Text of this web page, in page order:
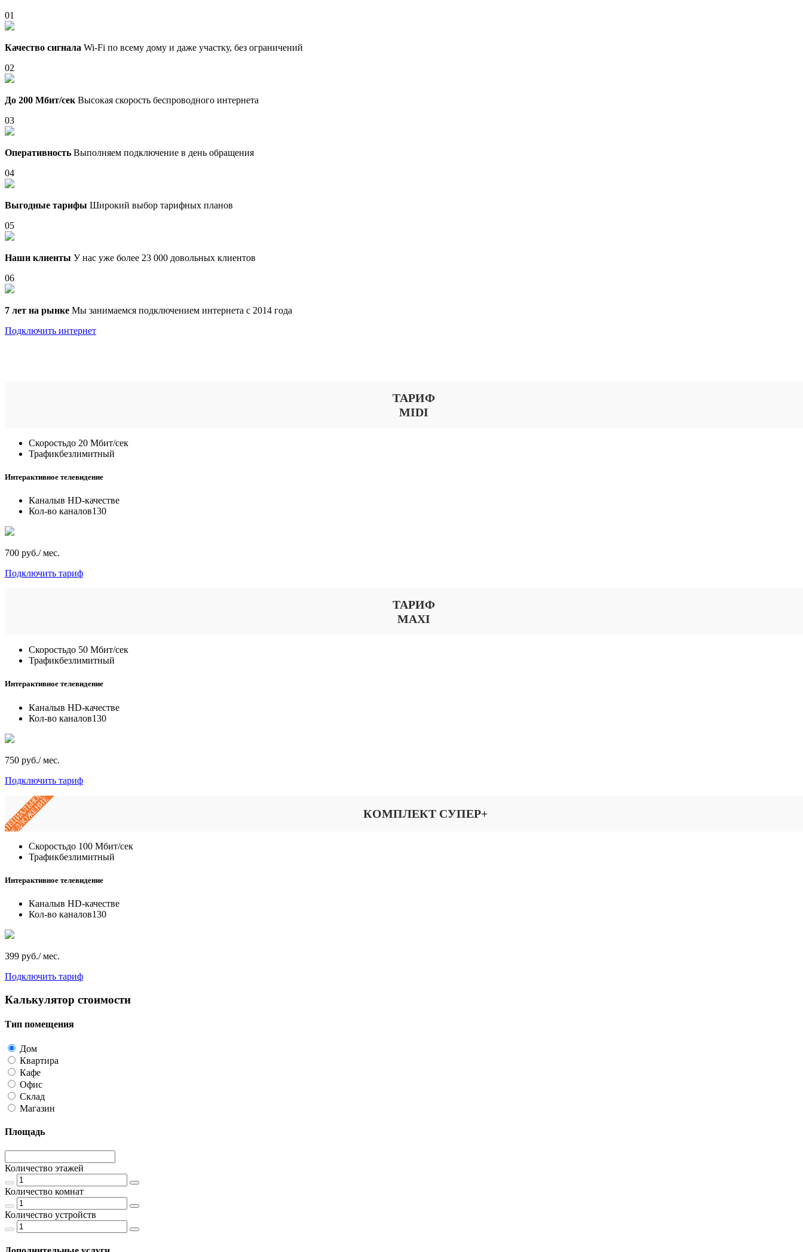
01
Качество сигнала Wi-Fi по всему дому и даже участку, без ограничений
02
До 200 Мбит/сек Высокая скорость беспроводного интернета
03
Оперативность Выполняем подключение в день обращения
04
Выгодные тарифы Широкий выбор тарифных планов
05
Наши клиенты У нас уже более 23 000 довольных клиентов
06
7 лет на рынке Мы занимаемся подключением интернета с 2014 года
Подключить интернет
ТАРИФ
MIDI
Скоростьдо 20 Мбит/сек
Трафикбезлимитный
Интерактивное телевидение
Каналыв HD-качестве
Кол-во каналов130
700 руб./ мес.
Подключить тариф
ТАРИФ
MAXI
Скоростьдо 50 Мбит/сек
Трафикбезлимитный
Интерактивное телевидение
Каналыв HD-качестве
Кол-во каналов130
750 руб./ мес.
Подключить тариф
ПРЕДЛОЖЕНИЕ КОМПЛЕКТ СУПЕР+
Скоростьдо 100 Мбит/сек
Трафикбезлимитный
Интерактивное телевидение
Каналыв HD-качестве
Кол-во каналов130
399 руб./ мес.
Подключить тариф
Калькулятор стоимости
Тип помещения
Дом
Квартира
Кафе
Офис
Склад
Магазин
Площадь
Количество этажей
Количество комнат
Количество устройств